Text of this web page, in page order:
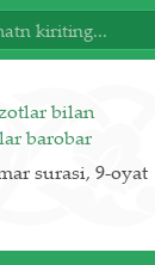
bilan
barobar
surasi, 9-oyat